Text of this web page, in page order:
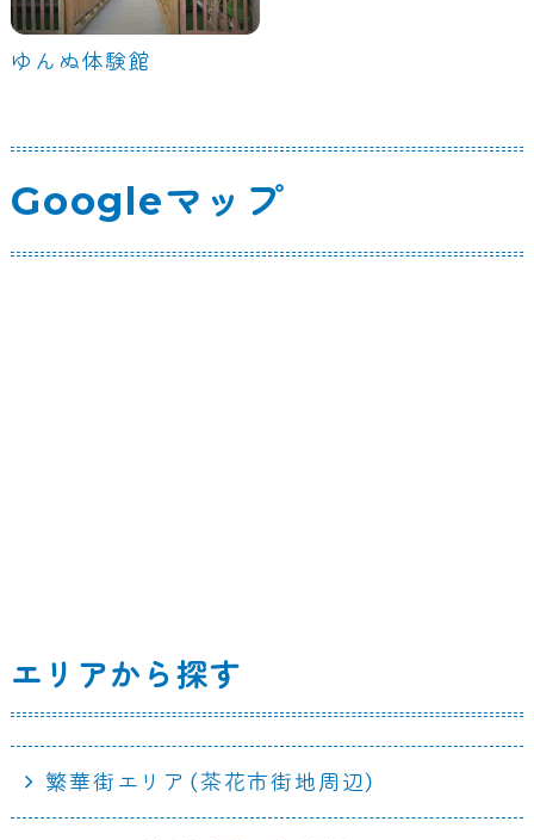
ゆんぬ体験館
Googleマップ
エリアから探す
繁華街エリア（茶花市街地周辺）